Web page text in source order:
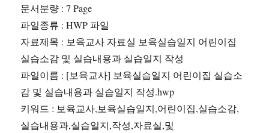
문서분량 : 7 Page
파일종류 : HWP 파일
자료제목 : 보육교사 자료실 보육실습일지 어린이집
실습소감 및 실습내용과 실습일지 작성
파일이름 : [보육교사] 보육실습일지 어린이집 실습소
감 및 실습내용과 실습일지 작성.hwp
키워드 : 보육교사,보육실습일지,어린이집,실습소감,
실습내용과,실습일지,작성,자료실,및